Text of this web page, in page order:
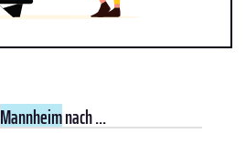
Mannheimnach ...